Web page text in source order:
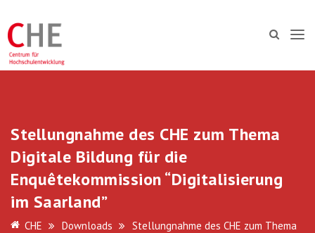
Stellungnahme des CHE zum Thema
Digitale Bildung für die
Enquêtekommission “Digitalisierung
im Saarland”
CHE Downloads
Stellungnahme des CHE zum Thema